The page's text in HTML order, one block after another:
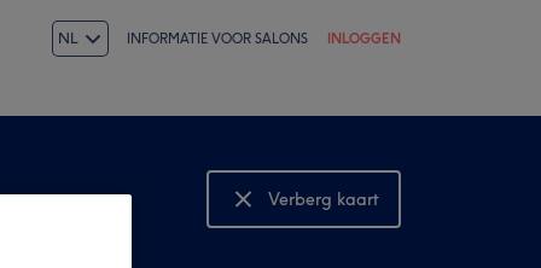
NL INFORMATIE VOOR SALONS INLOGGEN
Verberg kaart
Bekijk kaart